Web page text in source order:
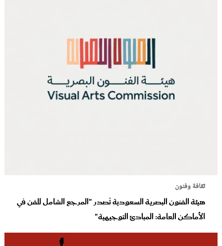
ثقافة وفنون
هيئة الفنون البصرية السعودية تُصدر "المرجع الشامل للفن في
الأماكن العامة: المبادئ التوجيهية"